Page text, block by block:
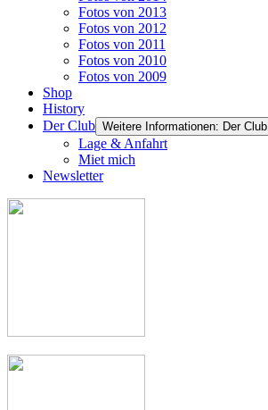
Fotos von 2013
Fotos von 2012
Fotos von 2011
Fotos von 2010
Fotos von 2009
Shop
History
Der Club Weitere Informationen: Der Club
Lage & Anfahrt
Miet mich
Newsletter